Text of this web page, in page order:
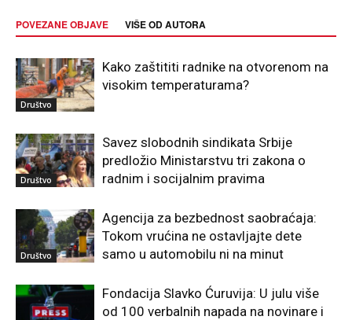
POVEZANE OBJAVE VIŠE OD AUTORA
Društvo
Kako zaštititi radnike na otvorenom na
visokim temperaturama?
Društvo
Savez slobodnih sindikata Srbije
predložio Ministarstvu tri zakona o
radnim i socijalnim pravima
Društvo
Agencija za bezbednost saobraćaja:
Tokom vrućina ne ostavljajte dete
samo u automobilu ni na minut
Fondacija Slavko Ćuruvija: U julu više
od 100 verbalnih napada na novinare i